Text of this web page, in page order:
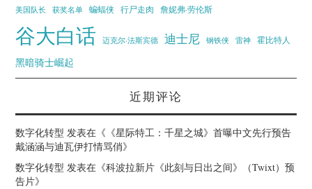
美国队长
获奖名单 蝙蝠侠 行尸走肉 詹妮弗·劳伦斯
谷大白话 迈克尔·法斯宾德 迪士尼 钢铁侠 雷神 霍比特人
黑暗骑士崛起
近期评论
数字化转型 发表在《 《星际特工：千星之城》首曝中文先行预告
戴涵涵与迪瓦伊打情骂俏》
数字化转型 发表在《科波拉新片《此刻与日出之间》（Twixt）预
告片》